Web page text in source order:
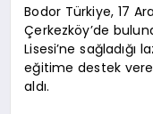
Bodor Türkiye, 17
Çerkezköy’de
Lisesi’ne sağladığı
eğitime destek
aldı.